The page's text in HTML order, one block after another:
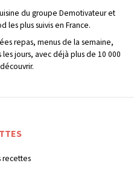
du groupe Demotivateur et
les plus suivis en France.
repas, menus de la semaine,
jours, avec déjà plus de 10 000
recettes